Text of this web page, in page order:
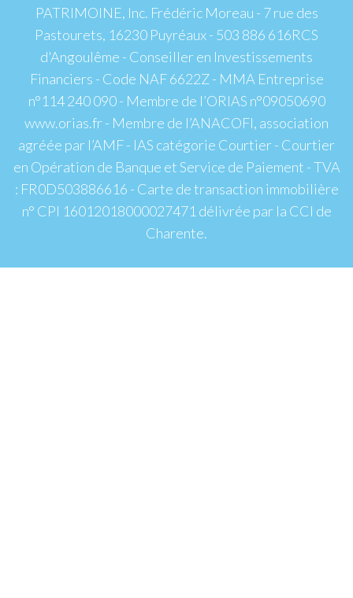
PATRIMOINE, Inc. Frédéric Moreau - 7 rue des
Pastourets, 16230 Puyréaux - 503 886 616RCS
d'Angoulême - Conseiller en Investissements
Financiers - Code NAF 6622Z - MMA Entreprise
n°114 240 090 - Membre de l’ORIAS n°09050690
www.orias.fr - Membre de l’ANACOFI, association
agréée par l’AMF - IAS catégorie Courtier - Courtier
en Opération de Banque et Service de Paiement - TVA
: FR0D503886616 - Carte de transaction immobilière
n° CPI 16012018000027471 délivrée par la CCI de
Charente.